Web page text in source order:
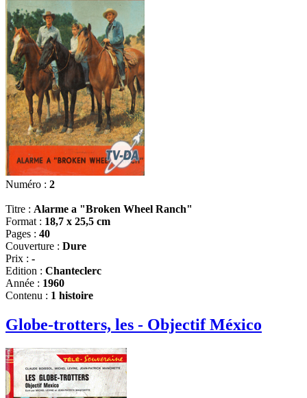
Numéro : 2
Titre : Alarme a "Broken Wheel Ranch"
Format : 18,7 x 25,5 cm
Pages : 40
Couverture : Dure
Prix : -
Edition : Chanteclerc
Année : 1960
Contenu : 1 histoire
Globe-trotters, les - Objectif México